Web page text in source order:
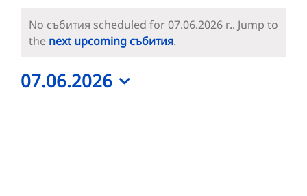
Събития
for
07.06.2026
г.
Notice
No събития scheduled for 07.06.2026 г.. Jump to
the next upcoming събития.
07.06.2026